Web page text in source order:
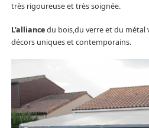
très rigoureuse et très soignée.
L’alliancedu bois,du verre et du métal
décors uniques et contemporains.